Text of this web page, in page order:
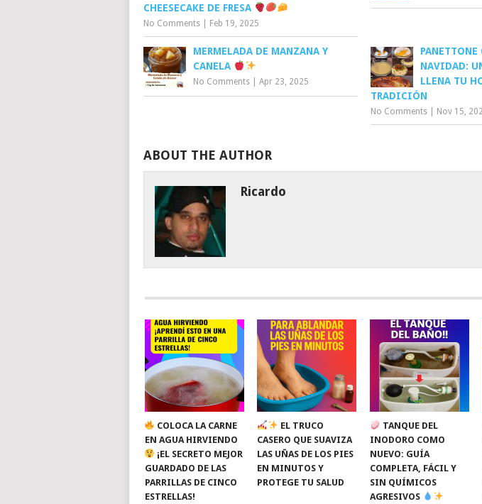
CHEESECAKE DE FRESA
No Comments Feb 19, 2025
MERMELADA DE MANZANA Y
CANELA
No Comments Apr 23, 2025
PANETTONE
NAVIDAD:
LLENA TU
TRADICIÓN
No Comments Nov 15,
ABOUT THE AUTHOR
Ricardo
COLOCA LA CARNE
EN AGUA HIRVIENDO
¡EL SECRETO MEJOR
GUARDADO DE LAS
PARRILLAS DE CINCO
ESTRELLAS!
EL TRUCO
CASERO QUE SUAVIZA
LAS UÑAS DE LOS PIES
EN MINUTOS Y
PROTEGE TU SALUD
TANQUE DEL
INODORO COMO
NUEVO: GUÍA
COMPLETA, FÁCIL Y
SIN QUÍMICOS
AGRESIVOS